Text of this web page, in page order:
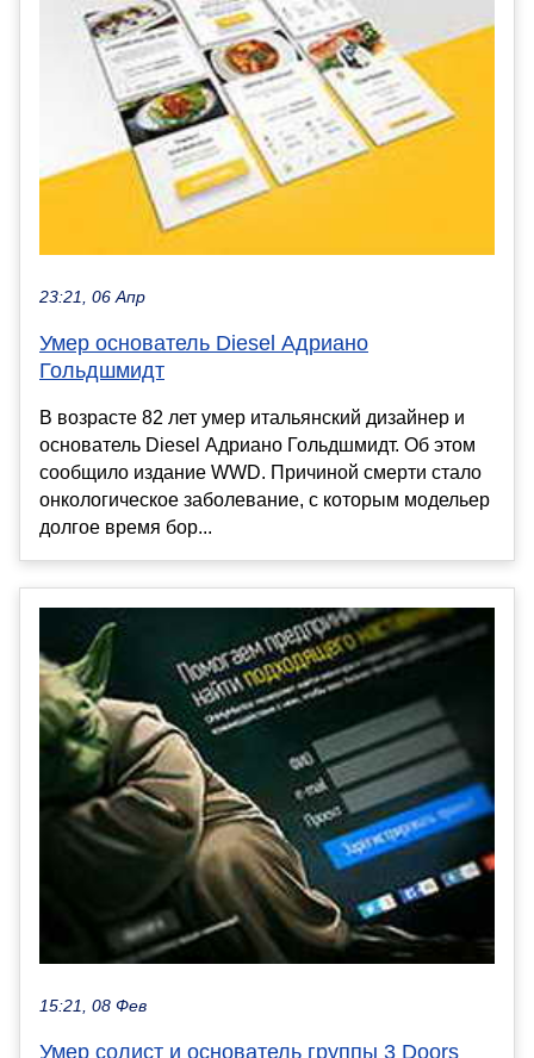
23:21, 06 Апр
Умер основатель Diesel Адриано
Гольдшмидт
В возрасте 82 лет умер итальянский дизайнер и
основатель Diesel Адриано Гольдшмидт. Об этом
сообщило издание WWD. Причиной смерти стало
онкологическое заболевание, с которым модельер
долгое время бор...
15:21, 08 Фев
Умер солист и основатель группы 3 Doors